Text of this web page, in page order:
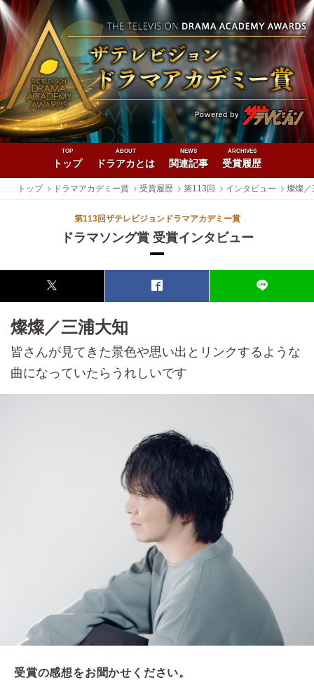
TOP
トップ
ABOUT
ドラアカとは
NEWS
関連記事
ARCHIVES
受賞履歴
トップ ドラマアカデミー賞 受賞履歴 第113回 インタビュー 燦燦／
第113回ザテレビジョンドラマアカデミー賞
ドラマソング賞 受賞インタビュー
燦燦／三浦大知
皆さんが見てきた景色や思い出とリンクするような
曲になっていたらうれしいです
受賞の感想をお聞かせください。